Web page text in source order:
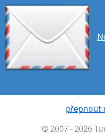
přepnout
© 2007 - 2026